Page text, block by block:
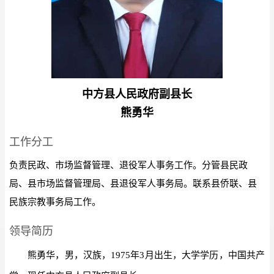
中方县人民政府副县长
熊勇华
工作分工
负责民政、市场监督管理、退役军人事务工作。分管县民政
局、县市场监督管理局、县退役军人事务局。联系县侨联、县
民族宗教事务局工作。
领导简历
熊勇华，男，汉族，1975年3月出生，大学学历，中国共产